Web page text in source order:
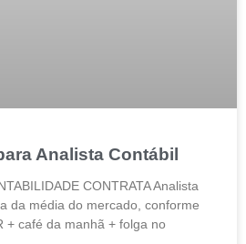
Analista Contábil
CONTRATA Analista
da média do mercado, conforme
+ café da manhã + folga no